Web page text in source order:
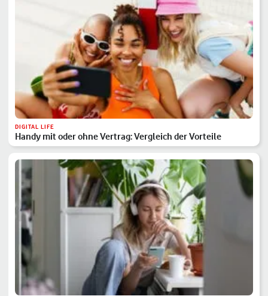
DIGITAL LIFE
Handy mit oder ohne Vertrag: Vergleich der Vorteile